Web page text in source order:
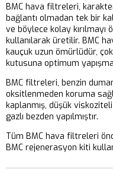
BMC hava filtreleri,
bağlantı olmadan tek bir
ve böylece kolay kırılmayı
kullanılarak üretilir. BMC
kauçuk uzun ömürlüdür,
kutusuna optimum
BMC filtreleri, benzin
oksitlenmeden koruma
kaplanmış, düşük
gazlı bezden yapılmıştır.
Tüm BMC hava filtreleri
BMC rejenerasyon kiti